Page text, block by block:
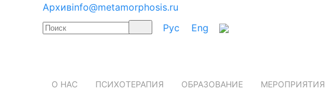
Архивinfo@metamorphosis.ru
Рус
Eng
О НАС ПСИХОТЕРАПИЯ ОБРАЗОВАНИЕ МЕРОПРИЯТИЯ